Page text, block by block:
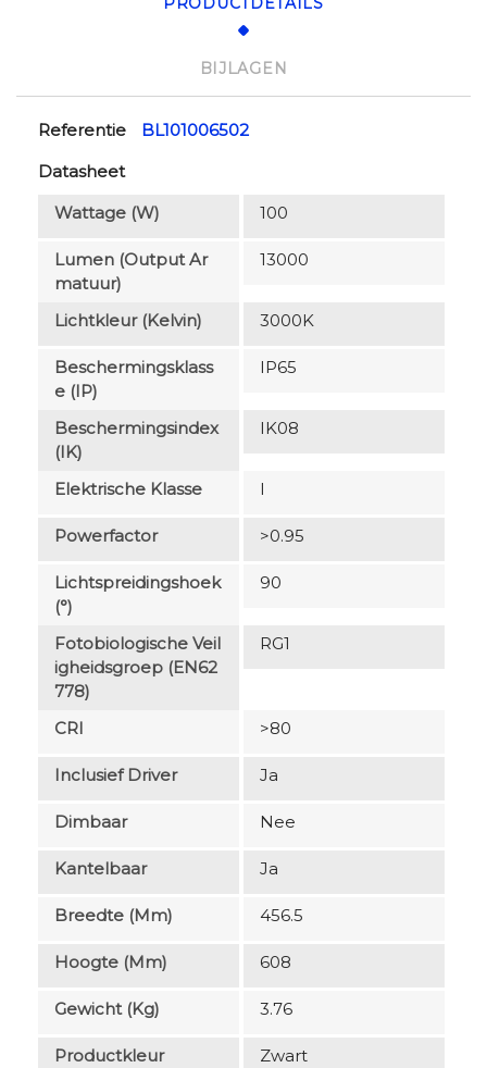
BIJLAGEN
Referentie
BL101006502
Datasheet
Wattage (W)
100
Lumen (output Ar
Matuur)
13000
Lichtkleur (Kelvin) 3000K
Beschermingsklass
E (IP)
IP65
Beschermingsindex
(IK)
IK08
Elektrische Klasse I
Powerfactor >0.95
Lichtspreidingshoek
(°)
90
Fotobiologische Veil
Igheidsgroep (EN62
778)
RG1
CRI >80
Inclusief Driver Ja
Dimbaar Nee
Kantelbaar Ja
Breedte (mm) 456.5
Hoogte (mm) 608
Gewicht (kg) 3.76
Productkleur Zwart